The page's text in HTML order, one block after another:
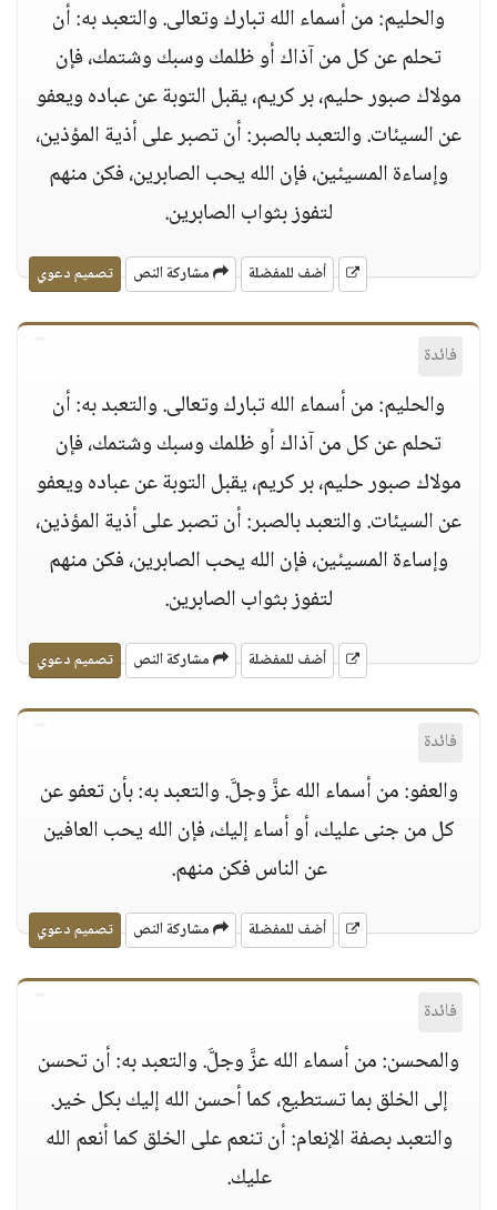
والحليم: من أسماء الله تبارك وتعالى. والتعبد به: أن
تحلم عن كل من آذاك أو ظلمك وسبك وشتمك، فإن
مولاك صبور حليم، بر كريم، يقبل التوبة عن عباده ويعفو
عن السيئات. والتعبد بالصبر: أن تصبر على أذية المؤذين،
وإساءة المسيئين، فإن الله يحب الصابرين، فكن منهم
لتفوز بثواب الصابرين.
أضف للمفضلة مشاركة النص تصميم دعوي
فائدة
والحليم: من أسماء الله تبارك وتعالى. والتعبد به: أن
تحلم عن كل من آذاك أو ظلمك وسبك وشتمك، فإن
مولاك صبور حليم، بر كريم، يقبل التوبة عن عباده ويعفو
عن السيئات. والتعبد بالصبر: أن تصبر على أذية المؤذين،
وإساءة المسيئين، فإن الله يحب الصابرين، فكن منهم
لتفوز بثواب الصابرين.
أضف للمفضلة مشاركة النص تصميم دعوي
فائدة
والعفو: من أسماء الله عزَّ وجلَّ. والتعبد به: بأن تعفو عن
كل من جنى عليك، أو أساء إليك، فإن الله يحب العافين
عن الناس فكن منهم.
أضف للمفضلة مشاركة النص تصميم دعوي
فائدة
والمحسن: من أسماء الله عزَّ وجلَّ. والتعبد به: أن تحسن
إلى الخلق بما تستطيع، كما أحسن الله إليك بكل خير.
والتعبد بصفة الإنعام: أن تنعم على الخلق كما أنعم الله
عليك.